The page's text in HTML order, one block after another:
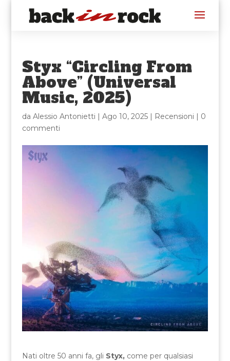
Styx “Circling From
Above” (Universal
Music, 2025)
da Alessio Antonietti | Ago 10, 2025| Recensioni | 0
commenti
Nati oltre 50 anni fa, gli Styx,come per qualsiasi